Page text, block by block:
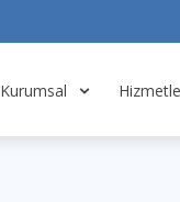
Kurumsal